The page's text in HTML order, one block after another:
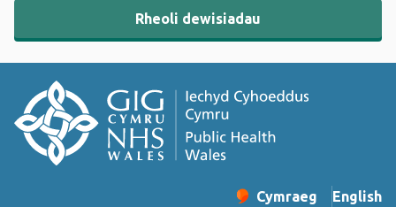
Rheoli dewisiadau
Cymraeg English
–